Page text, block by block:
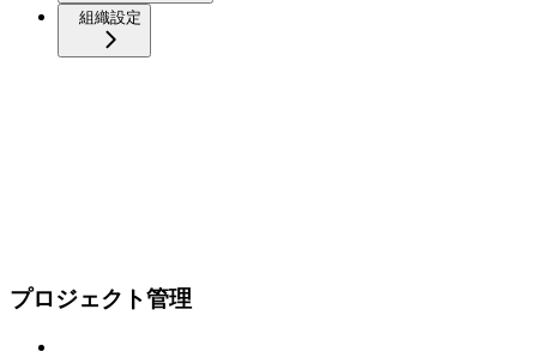
組織設定
プロジェクト管理